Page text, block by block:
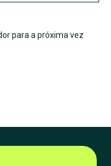
para a próxima vez